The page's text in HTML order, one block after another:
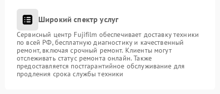
Широкий спектр услуг
Сервисный центр Fujifilm обеспечивает доставку техники
по всей РФ, бесплатную диагностику и качественный
ремонт, включая срочный ремонт. Клиенты могут
отслеживать статус ремонта онлайн. Также
предоставляется постгарантийное обслуживание для
продления срока службы техники